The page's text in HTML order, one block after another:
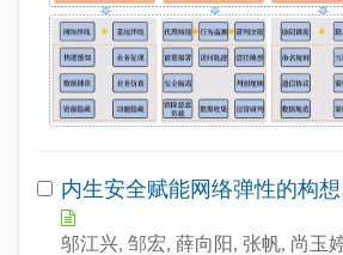
内生安全赋能网络弹性的构
邬江兴, 邹宏, 薛向阳, 张帆, 尚玉